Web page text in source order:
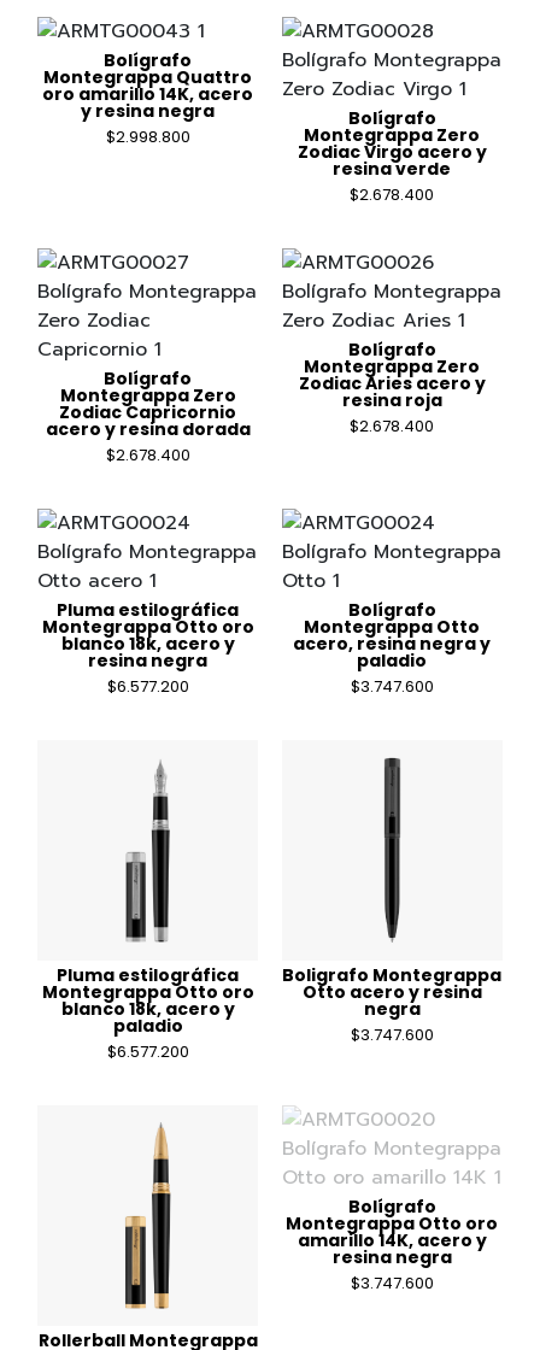
Bolígrafo
Montegrappa Quattro
oro amarillo 14K, acero
y resina negra
$2.998.800
Bolígrafo
Montegrappa Zero
Zodiac Virgo acero y
resina verde
$2.678.400
Bolígrafo
Montegrappa Zero
Zodiac Capricornio
acero y resina dorada
$2.678.400
Bolígrafo
Montegrappa Zero
Zodiac Aries acero y
resina roja
$2.678.400
Pluma estilográfica
Montegrappa Otto oro
blanco 18k, acero y
resina negra
$6.577.200
Bolígrafo
Montegrappa Otto
acero, resina negra y
paladio
$3.747.600
Pluma estilográfica
Montegrappa Otto oro
blanco 18k, acero y
paladio
$6.577.200
Boligrafo Montegrappa
Otto acero y resina
negra
$3.747.600
Rollerball Montegrappa
Bolígrafo
Montegrappa Otto oro
amarillo 14K, acero y
resina negra
$3.747.600